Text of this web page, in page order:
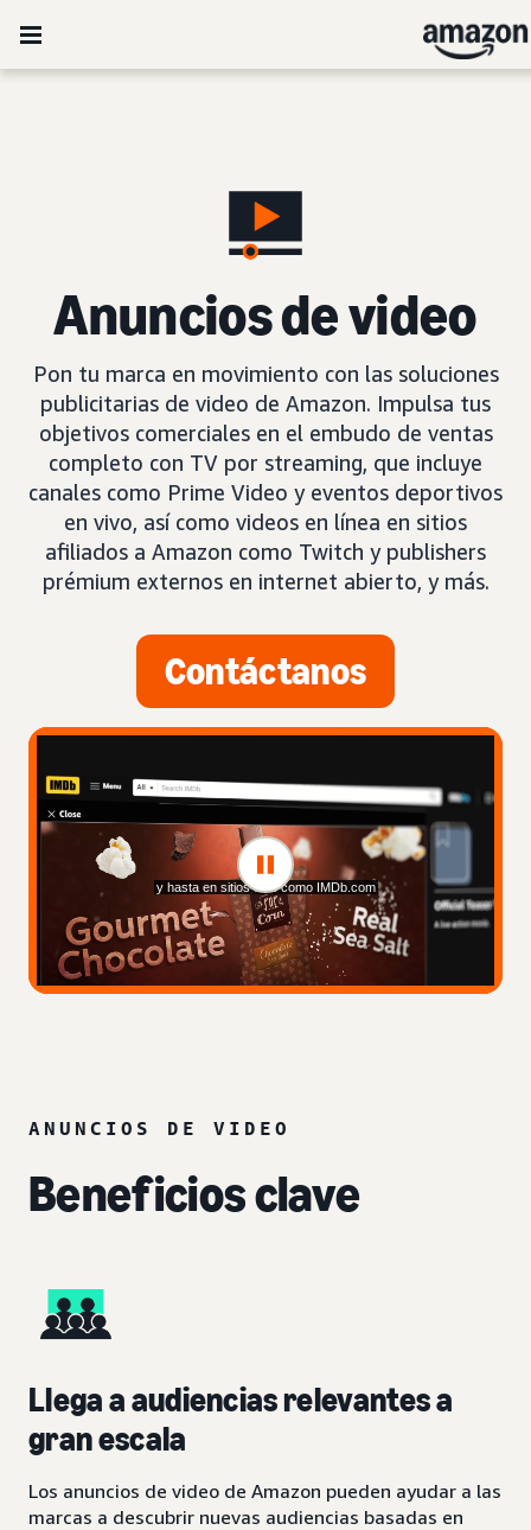
Anuncios de video
Pon tu marca en movimiento con las soluciones
publicitarias de video de Amazon. Impulsa tus
objetivos comerciales en el embudo de ventas
completo con TV por streaming, que incluye
canales como Prime Video y eventos deportivos
en vivo, así como videos en línea en sitios
afiliados a Amazon como Twitch y publishers
prémium externos en internet abierto, y más.
Contáctanos
ANUNCIOS DE VIDEO
Beneficios clave
Llega a audiencias relevantes a
gran escala
Los anuncios de video de Amazon pueden ayudar a las
marcas a descubrir nuevas audiencias basadas en